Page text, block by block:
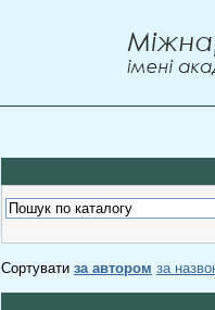
Сортувати за автором за